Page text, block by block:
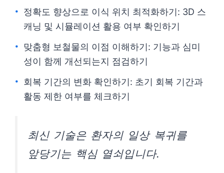
정확도 향상으로 이식 위치 최적화하기: 3D 스
캐닝 및 시뮬레이션 활용 여부 확인하기
맞춤형 보철물의 이점 이해하기: 기능과 심미
성이 함께 개선되는지 점검하기
회복 기간의 변화 확인하기: 초기 회복 기간과
활동 제한 여부를 체크하기
최신 기술은 환자의 일상 복귀를
앞당기는 핵심 열쇠입니다.